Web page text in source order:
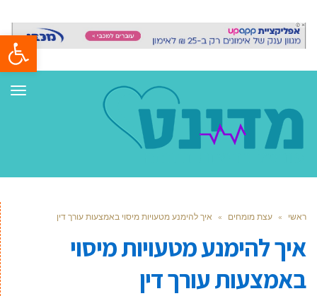
פתח
ראשי » עצת מומחים » איך להימנע מטעויות מיסוי באמצעות עורך דין
איך להימנע מטעויות מיסוי
באמצעות עורך דין